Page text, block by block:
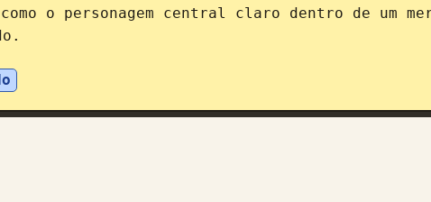
o personagem central claro dentro de um